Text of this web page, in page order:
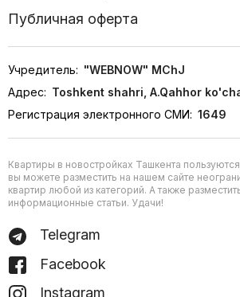
Публичная оферта
Учредитель: "WEBNOW" MChJ
Адрес: Toshkent shahri, A.Qahhor
Регистрация электронного СМИ: 1649
Квартиры в новостройках Ташкента
вы можете разместить на нашем сайте
квартир любой из категорий. А также
информационные статьи. Удачи!
Telegram
Facebook
Instagram